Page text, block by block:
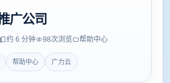
广公司
约 6 分钟 98次浏览 帮助中心
帮助中心 广力云